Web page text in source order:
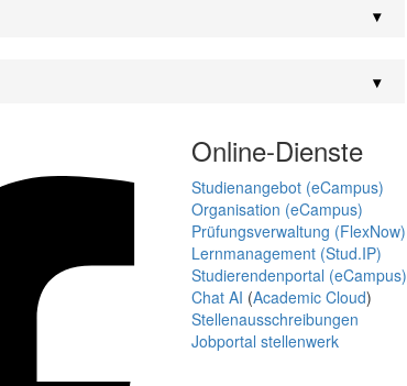
Online-Dienste
Studienangebot (eCampus)
Organisation (eCampus)
Prüfungsverwaltung (FlexNow)
Lernmanagement (Stud.IP)
Studierendenportal (eCampus)
Chat AI (Academic Cloud)
Stellenausschreibungen
Jobportal stellenwerk